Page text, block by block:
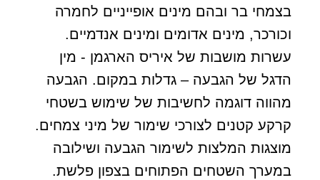
בצמחי בר ובהם מינים אופייניים לחמרה
וכורכר, מינים אדומים ומינים אנדמיים.
עשרות מושבות של איריס הארגמן - מין
הדגל של הגבעה – גדלות במקום. הגבעה
מהווה דוגמה לחשיבות של שימוש בשטחי
קרקע קטנים לצורכי שימור של מיני צמחים.
מוצגות המלצות לשימור הגבעה ושילובה
במערך השטחים הפתוחים בצפון פלשת.